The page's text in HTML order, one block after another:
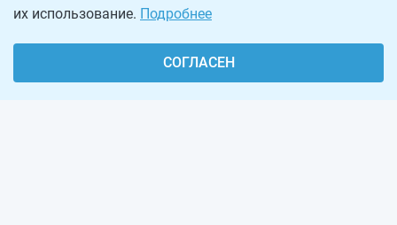
их использование. Подробнее
СОГЛАСЕН